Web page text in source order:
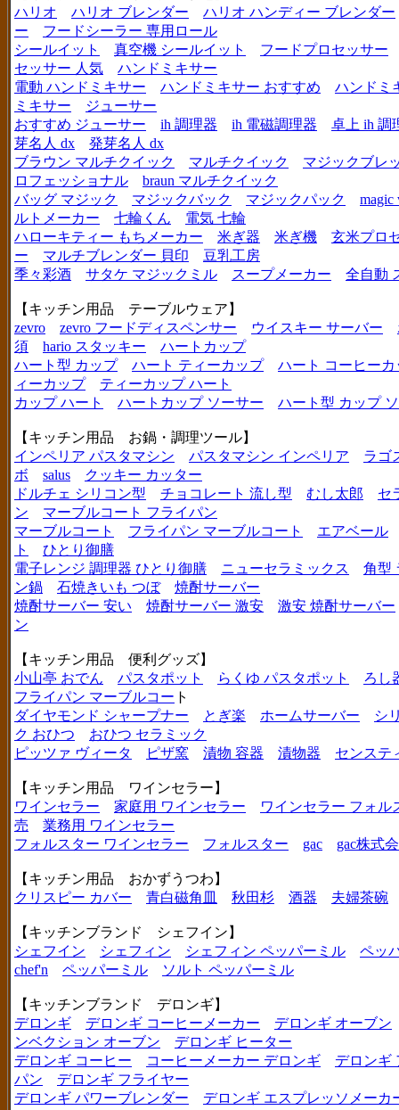
ハリオ
ハリオ ブレンダー
ハリオ ハンディー ブレンダー
ー
フードシーラー 専用ロール
シールイット
真空機 シールイット
フードプロセッサー
セッサー 人気
ハンドミキサー
電動 ハンドミキサー
ハンドミキサー おすすめ
ハンドミ
ミキサー
ジューサー
おすすめ ジューサー
ih 調理器 ih 電磁調理器
卓上 ih 調
芽名人 dx
発芽名人 dx
ブラウン マルチクイック
マルチクイック
マジックブレ
ロフェッショナル
braun マルチクイック
バッグ マジック
マジックバック マジックパック
magic
ルトメーカー
七輪くん
電気 七輪
ハローキティー もちメーカー
米ぎ器 米ぎ機
玄米プロ
ー
マルチブレンダー 貝印
豆乳工房
季々彩酒
サタケ マジックミル スープメーカー 全自動
【キッチン用品 テーブルウェア】
zevro
zevro フードディスペンサー ウイスキー サーバー
須
hario スタッキー
ハートカップ
ハート型 カップ
ハート ティーカップ
ハート コーヒーカ
ィーカップ
ティーカップ ハート
カップ ハート
ハートカップ ソーサー ハート型 カップ
【キッチン用品 お鍋・調理ツール】
インペリア パスタマシン
パスタマシン インペリア
ラゴ
ボ
salus
クッキー カッター
ドルチェ シリコン型
チョコレート 流し型 むし太郎
セ
ン
マーブルコート フライパン
マーブルコート
フライパン マーブルコート
エアベール
ト
ひとり御膳
電子レンジ 調理器 ひとり御膳
ニューセラミックス
角型
ン鍋
石焼きいも つぼ
焼酎サーバー
焼酎サーバー 安い
焼酎サーバー 激安
激安 焼酎サーバー
ン
【キッチン用品 便利グッズ】
小山亭 おでん
パスタポット らくゆ パスタポット
ろし
フライパン マーブルコー ト
ダイヤモンド シャープナー
とぎ楽 ホームサーバー
シ
ク おひつ
おひつ セラミック
ピッツァ ヴィータ
ピザ窯 漬物 容器 漬物器 センステ
【キッチン用品 ワインセラー】
ワインセラー
家庭用 ワインセラー
ワインセラー フォル
売
業務用 ワインセラー
フォルスター ワインセラー
フォルスター gac gac株式
【キッチン用品 おかずうつわ】
クリスピー カバー
青白磁角皿 秋田杉 酒器 夫婦茶碗
【キッチンブランド シェフイン】
シェフイン
シェフィン シェフィン ペッパーミル
ペッ
chef'n
ペッパーミル ソルト ペッパーミル
【キッチンブランド デロンギ】
デロンギ
デロンギ コーヒーメーカー
デロンギ オーブン
ンベクション オーブン
デロンギ ヒーター
デロンギ コーヒー
コーヒーメーカー デロンギ
デロンギ
パン
デロンギ フライヤー
デロンギ パワーブレンダー
デロンギ エスプレッソメーカ